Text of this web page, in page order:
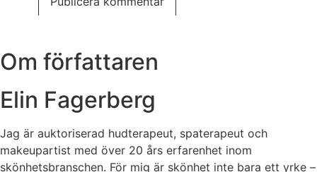
Om författaren
Elin Fagerberg
Jag är auktoriserad hudterapeut, spaterapeut och
makeupartist med över 20 års erfarenhet inom
skönhetsbranschen. För mig är skönhet inte bara ett yrke –